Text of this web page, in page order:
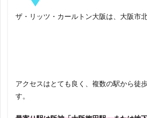
ザ・リッツ・カールトン大阪は、大阪市
アクセスはとても良く、複数の駅から徒
す。